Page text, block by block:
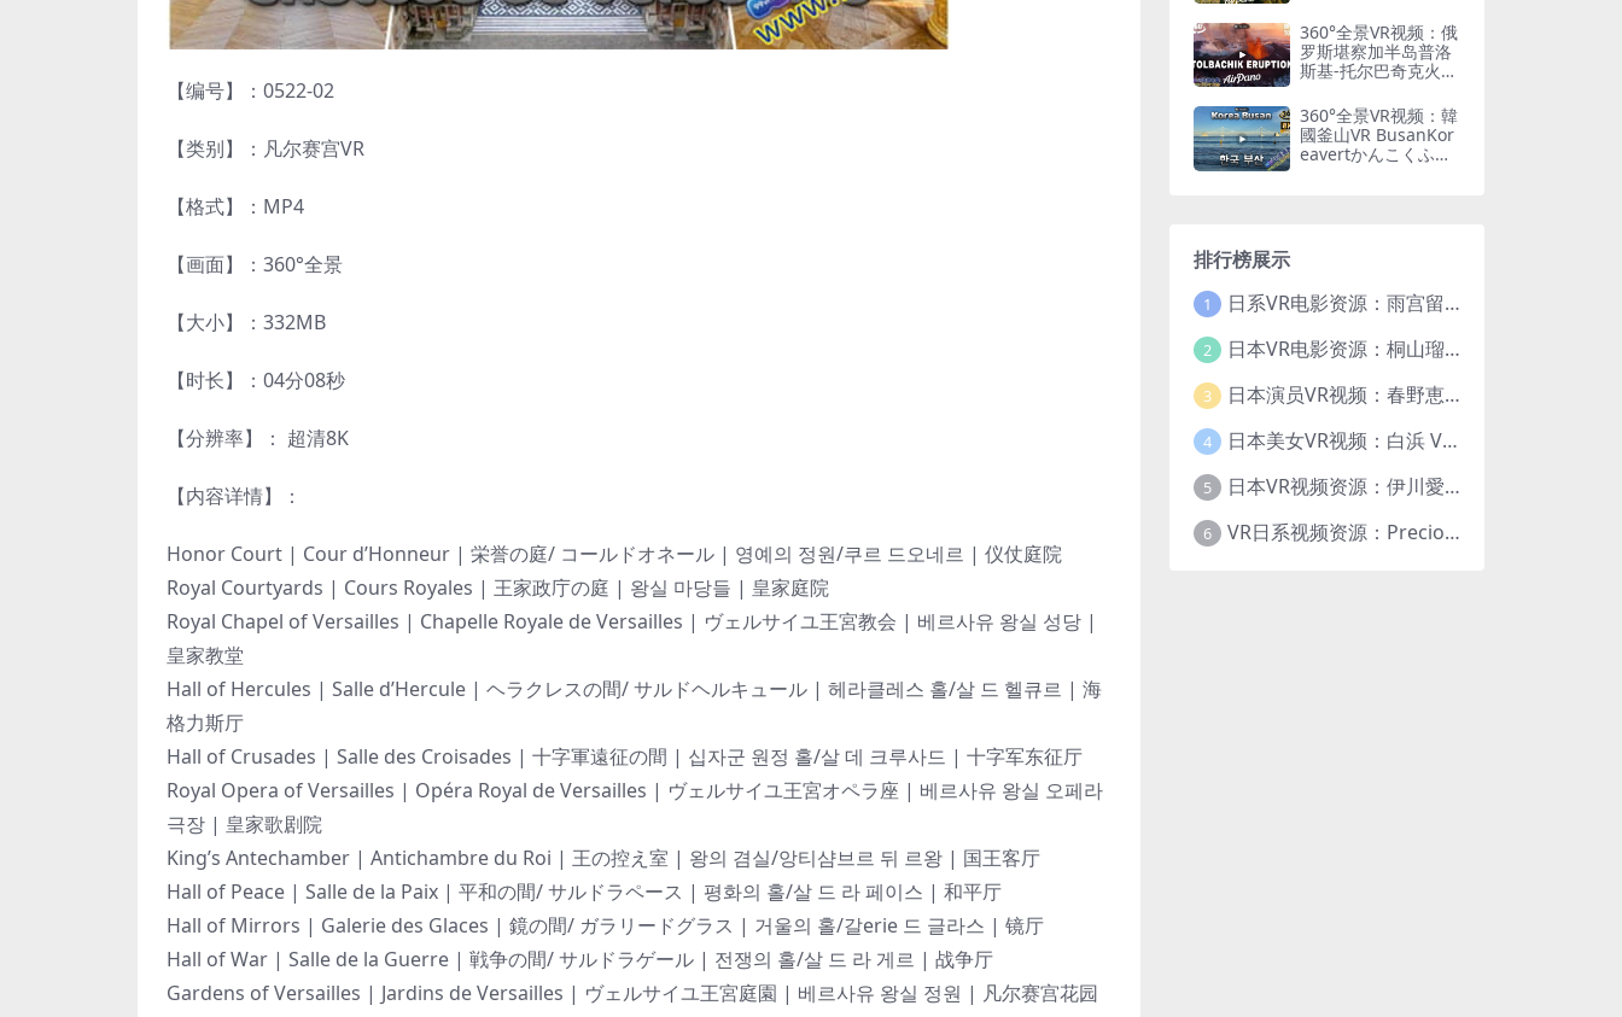
【编号】：0522-02
【类别】：凡尔赛宫VR
【格式】：MP4
【画面】：360°全景
【大小】：332MB
【时长】：04分08秒
【分辨率】： 超清8K
【内容详情】：
Honor Court | Cour d’Honneur | 栄誉の庭/ コールドオネール | 영예의 정원/쿠르 드오네르 | 仪仗庭院
Royal Courtyards | Cours Royales | 王家政庁の庭 | 왕실 마당들 | 皇家庭院
Royal Chapel of Versailles | Chapelle Royale de Versailles | ヴェルサイユ王宮教会 | 베르사유 왕실 성당 |
皇家教堂
Hall of Hercules | Salle d’Hercule | ヘラクレスの間/ サルドヘルキュール | 헤라클레스 홀/살 드 헬큐르 | 海
格力斯厅
Hall of Crusades | Salle des Croisades | 十字軍遠征の間 | 십자군 원정 홀/살 데 크루사드 | 十字军东征厅
Royal Opera of Versailles | Opéra Royal de Versailles | ヴェルサイユ王宮オペラ座 | 베르사유 왕실 오페라
극장 | 皇家歌剧院
King’s Antechamber | Antichambre du Roi | 王の控え室 | 왕의 겸실/앙티샴브르 뒤 르왕 | 国王客厅
Hall of Peace | Salle de la Paix | 平和の間/ サルドラペース | 평화의 홀/살 드 라 페이스 | 和平厅
Hall of Mirrors | Galerie des Glaces | 鏡の間/ ガラリードグラス | 거울의 홀/갈erie 드 글라스 | 镜厅
Hall of War | Salle de la Guerre | 戦争の間/ サルドラゲール | 전쟁의 홀/살 드 라 게르 | 战争厅
Gardens of Versailles | Jardins de Versailles | ヴェルサイユ王宮庭園 | 베르사유 왕실 정원 | 凡尔赛宫花园
360°全景VR视频：俄
罗斯堪察加半岛普洛
斯基-托尔巴奇克火山
0715-06
360°全景VR视频：韓
國釜山VR BusanKor
eavertかんこくふし
排行榜展示
1 日系VR电影资源：雨宫留菜VR Precious Dress Show31 大小5.5G 番号PDS031
2 日本VR电影资源：桐山瑠衣 Precious Dress Show24 大小13.5G 番号PDS024
3 日本演员VR视频：春野恵 Precious Dress Show 21 大小8.6G 番号 PDS021
4 日本美女VR视频：白浜 VR Precious Dress Show22 VR番号：PDS022 大小10.1G
5 日本VR视频资源：伊川愛梨 Precious Dress Show 15 日本VR番号PDS015 大小9.18G
6 VR日系视频资源：Precious Dress Show 14 七海 日本VR番号PDS014